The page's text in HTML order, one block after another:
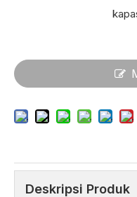
Deskripsi Produk